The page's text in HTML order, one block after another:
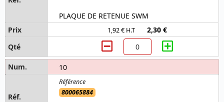
PLAQUE DE RETENUE SWM
1,92 € H.T 2,30 €
10
800065884